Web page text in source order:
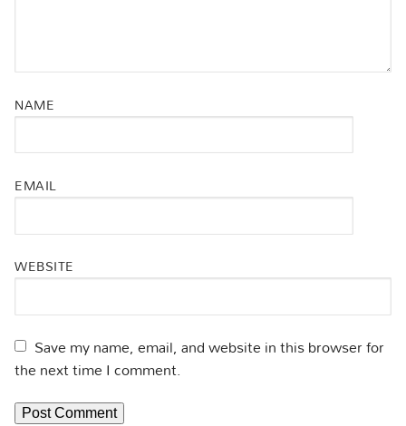
NAME
EMAIL
WEBSITE
Save my name, email, and website in this browser for
the next time I comment.